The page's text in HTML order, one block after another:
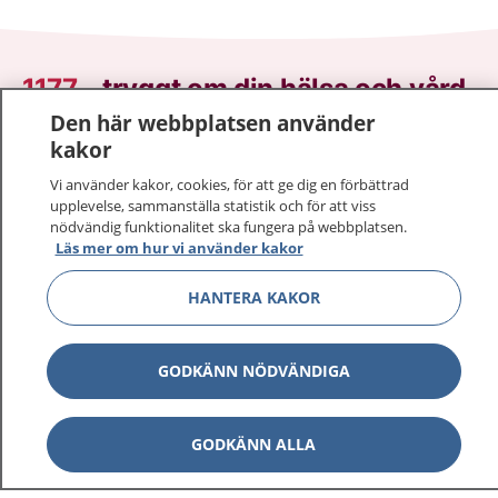
1177–tryggt om din hälsa och vård
På 1177.se får du råd om hälsa och information om
Logga in för att läsa din journal och göra dina
vårdärenden. Ring telefonnummer 1177 för
sjukvårdsrådgivning dygnet runt.
1177 ger dig råd när du vill må bättre.
1177 på flera språk Show
Om 1177 Show
Den här webbplatsen använder
kakor
Vi använder kakor, cookies, för att ge dig en förbättrad
upplevelse, sammanställa statistik och för att viss
nödvändig funktionalitet ska fungera på webbplatsen.
Läs mer om hur vi använder kakor
HANTERA KAKOR
GODKÄNN NÖDVÄNDIGA
GODKÄNN ALLA